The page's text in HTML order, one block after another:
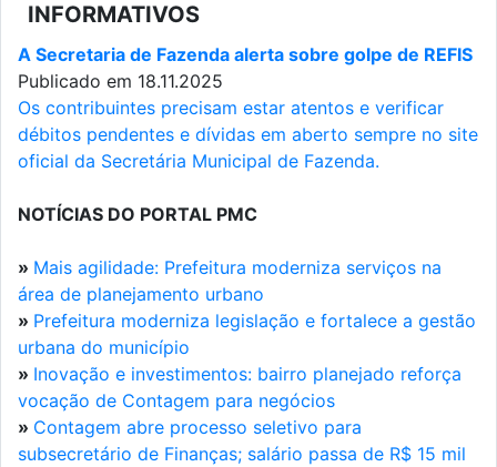
INFORMATIVOS
A Secretaria de Fazenda alerta sobre golpe de REFIS
Publicado em 18.11.2025
Os contribuintes precisam estar atentos e verificar
débitos pendentes e dívidas em aberto sempre no site
oficial da Secretária Municipal de Fazenda.
NOTÍCIAS DO PORTAL PMC
» Mais agilidade: Prefeitura moderniza serviços na
área de planejamento urbano
» Prefeitura moderniza legislação e fortalece a gestão
urbana do município
» Inovação e investimentos: bairro planejado reforça
vocação de Contagem para negócios
» Contagem abre processo seletivo para
subsecretário de Finanças; salário passa de R$ 15 mil